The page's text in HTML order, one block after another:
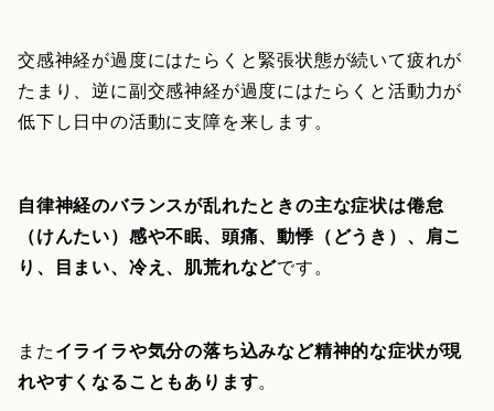
交感神経が過度にはたらくと緊張状態が続いて疲れが
たまり、逆に副交感神経が過度にはたらくと活動力が
低下し日中の活動に支障を来します。
自律神経のバランスが乱れたときの主な症状は倦怠
（けんたい）感や不眠、頭痛、動悸（どうき）、肩こ
り、目まい、冷え、肌荒れなどです。
またイライラや気分の落ち込みなど精神的な症状が現
れやすくなることもあります。